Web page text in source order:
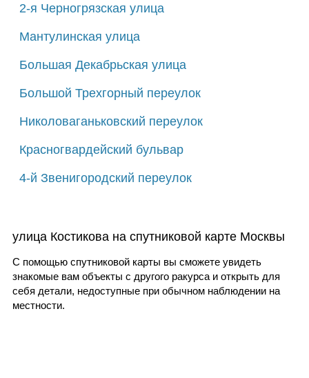
2-я Черногрязская улица
Мантулинская улица
Большая Декабрьская улица
Большой Трехгорный переулок
Николоваганьковский переулок
Красногвардейский бульвар
4-й Звенигородский переулок
улица Костикова на спутниковой карте Москвы
С помощью спутниковой карты вы сможете увидеть
знакомые вам объекты с другого ракурса и открыть для
себя детали, недоступные при обычном наблюдении на
местности.